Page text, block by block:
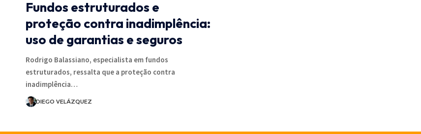
Fundos estruturados e
proteção contra inadimplência:
uso de garantias e seguros
Rodrigo Balassiano, especialista em fundos
estruturados, ressalta que a proteção contra
inadimplência…
DIEGO VELÁZQUEZ